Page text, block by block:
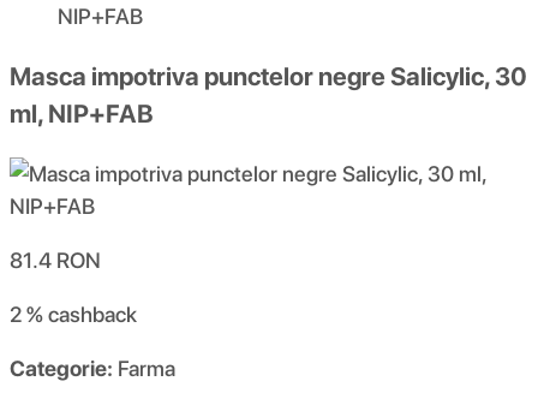
NIP+FAB
Masca impotriva punctelor negre Salicylic, 30
ml, NIP+FAB
81.4 RON
2 %cashback
Categorie: Farma